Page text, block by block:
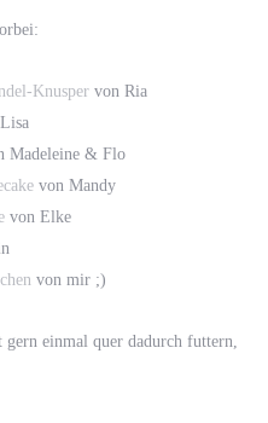
Knusper von Ria
Madeleine & Flo
von Mandy
von Elke
von mir ;)
einmal quer dadurch futtern,